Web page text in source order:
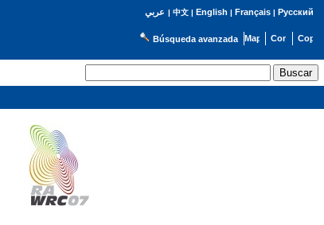
عربي | 中文| English | Français| Русский
Búsqueda avanzada